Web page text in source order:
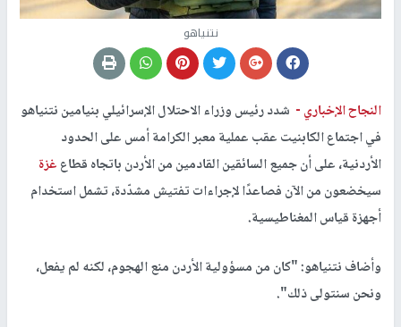
نتنياهو
النجاح الإخباري - شدد رئيس وزراء الاحتلال الإسرائيلي بنيامين نتنياهو
في اجتماع الكابنيت عقب عملية معبر الكرامة أمس على الحدود
الأردنية، على أن جميع السائقين القادمين من الأردن باتجاه قطاعغزة
سيخضعون من الآن فصاعدًا لإجراءات تفتيش مشدّدة، تشمل استخدام
أجهزة قياس المغناطيسية.
وأضاف نتنياهو: "كان من مسؤولية الأردن منع الهجوم، لكنه لم يفعل،
ونحن سنتولى ذلك".